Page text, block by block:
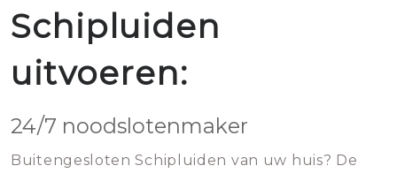
Schipluiden
uitvoeren:
24/7 noodslotenmaker
Buitengesloten Schipluiden van uw huis? De